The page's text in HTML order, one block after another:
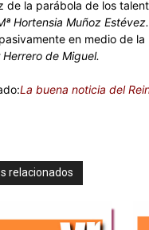
de la parábola de los
Hortensia Muñoz Estévez.
en medio de la
de Miguel.
La buena noticia del
relacionados